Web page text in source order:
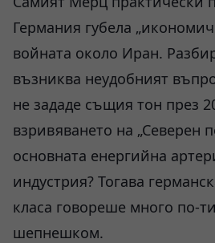
Германия губела
войната около Иран.
възниква неудобният
не зададе същия тон през
взривяването на „Северен
основната енергийна
индустрия? Тогава
класа говореше много по-
шепнешком.